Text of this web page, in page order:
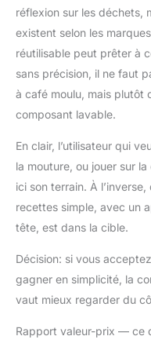
réflexion sur les déchets,
existent selon les
réutilisable peut prêter à
sans précision, il ne faut
à café moulu, mais plutôt
composant lavable.
En clair, l’utilisateur qui
la mouture, ou jouer sur
ici son terrain. À
recettes simple, avec un
tête, est dans la cible.
Décision: si vous
gagner en simplicité, la
vaut mieux regarder du
Rapport valeur-prix — ce